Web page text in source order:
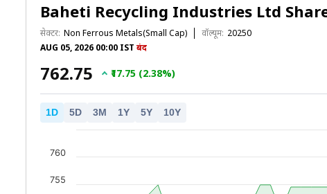
Baheti Recycling Industries Ltd
सेक्टर: Non Ferrous Metals(Small Cap) वॉल्यूम: 20250
AUG 05, 2026 00:00 IST बंद
₹762.75 ₹17.75 (2.38%)
1D 5D 3M 1Y 5Y 10Y
755
760